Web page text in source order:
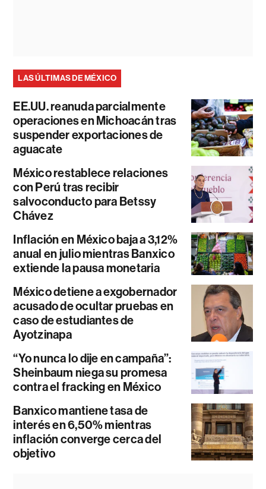
LAS ÚLTIMAS DE MÉXICO
EE.UU. reanuda parcialmente
operaciones en Michoacán tras
suspender exportaciones de
aguacate
México restablece relaciones
con Perú tras recibir
salvoconducto para Betssy
Chávez
Inflación en México baja a 3,12%
anual en julio mientras Banxico
extiende la pausa monetaria
México detiene a exgobernador
acusado de ocultar pruebas en
caso de estudiantes de
Ayotzinapa
“Yo nunca lo dije en campaña”:
Sheinbaum niega su promesa
contra el fracking en México
Banxico mantiene tasa de
interés en 6,50% mientras
inflación converge cerca del
objetivo